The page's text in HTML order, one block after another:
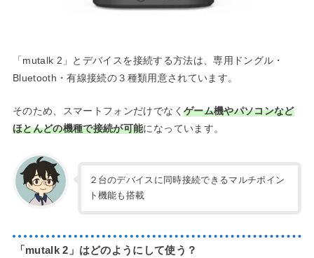
「mutalk 2」とデバイスを接続する方法は、専用ドングル・
Bluetooth・有線接続の３種類用意されています。
そのため、スマートフォンだけでなく ゲーム機やパソコンなど
ほとんどの機種で接続が可能になっています。
２台のデバイスに同時接続できるマルチポイン
ト機能も搭載
「mutalk 2」はどのようにして使う？